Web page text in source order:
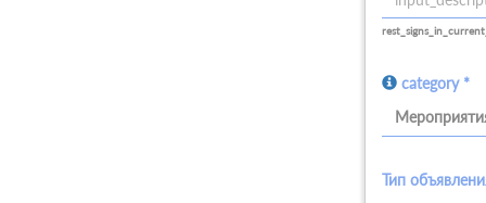
allowed_signs:
category *
Тип